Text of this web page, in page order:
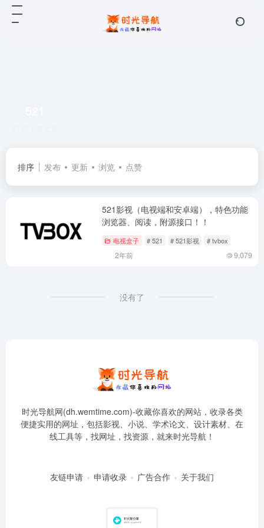
排序 发布 更新 浏览 点赞
521影视（电视端和安卓端），特色功能
浏览器、阅读，附源接口！！
电视盒子 # 521 # 521影视 # tvbox
2年前 9,079
没有了
时光导航网(dh.wemtime.com)-收藏你喜欢的网站，收录各类
便捷实用的网址，包括影视、小说、学术论文、设计素材、在
线工具等，找网址，找资源，就来时光导航！
友链申请 申请收录 广告合作 关于我们